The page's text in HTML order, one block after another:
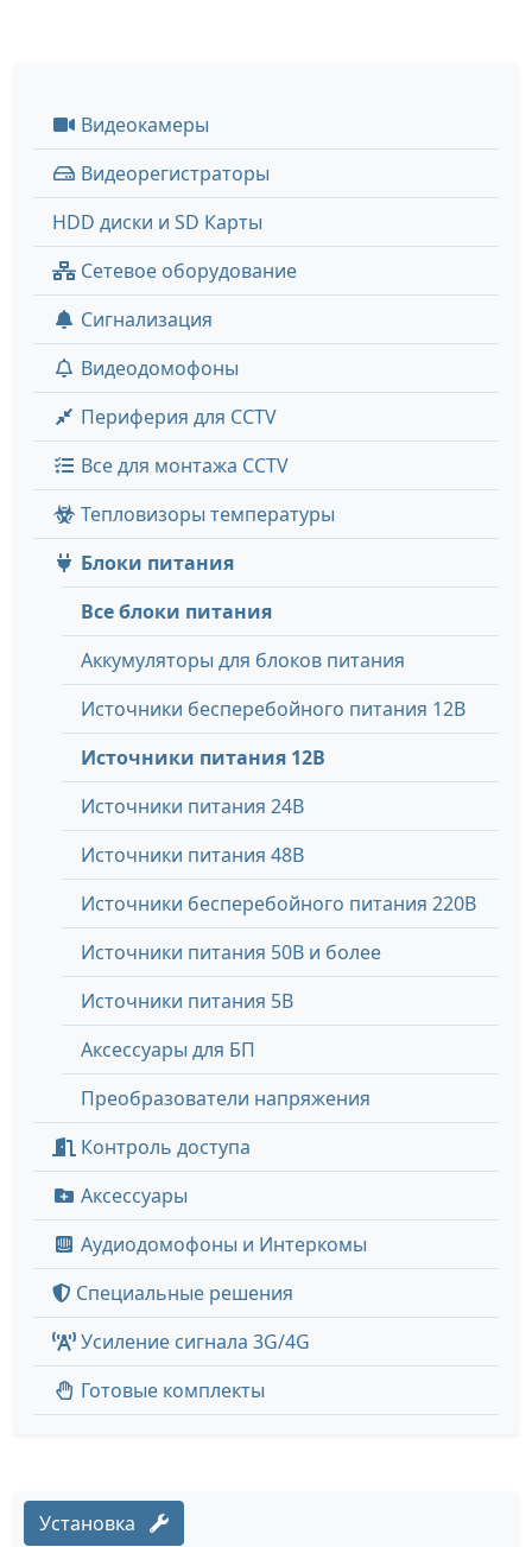
Видеокамеры
Видеорегистраторы
HDD диски и SD Карты
Сетевое оборудование
Сигнализация
Видеодомофоны
Периферия для CCTV
Все для монтажа CCTV
Тепловизоры температуры
Блоки питания
Все блоки питания
Аккумуляторы для блоков питания
Источники бесперебойного питания 12В
Источники питания 12В
Источники питания 24В
Источники питания 48В
Источники бесперебойного питания 220В
Источники питания 50В и более
Источники питания 5В
Аксессуары для БП
Преобразователи напряжения
Контроль доступа
Аксессуары
Аудиодомофоны и Интеркомы
Специальные решения
Усиление сигнала 3G/4G
Готовые комплекты
Установка